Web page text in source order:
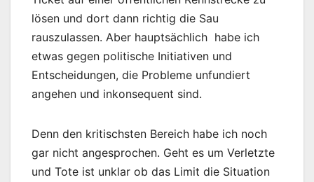
lösen und dort dann richtig die Sau
rauszulassen. Aber hauptsächlich habe ich
etwas gegen politische Initiativen und
Entscheidungen, die Probleme unfundiert
angehen und inkonsequent sind.
Denn den kritischsten Bereich habe ich noch
gar nicht angesprochen. Geht es um Verletzte
und Tote ist unklar ob das Limit die Situation